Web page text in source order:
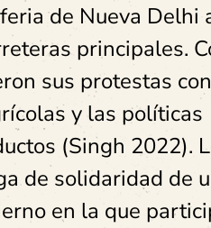
de Nueva Delhi
principales.
sus protestas
y las políticas
(Singh 2022).
de solidaridad de
en la que